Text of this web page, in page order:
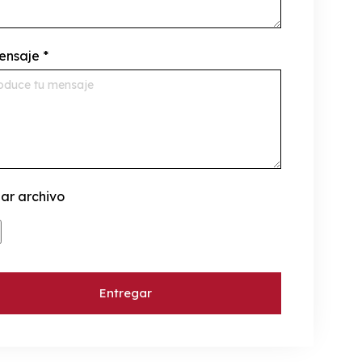
*
archivo
Entregar